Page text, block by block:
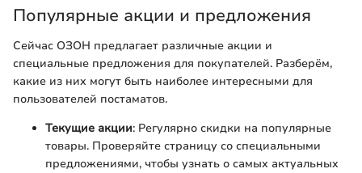
Популярные акции и предложения
Сейчас ОЗОН предлагает различные акции и
специальные предложения для покупателей. Разберём,
какие из них могут быть наиболее интересными для
пользователей постаматов.
Текущие акции: Регулярно скидки на популярные
товары. Проверяйте страницу со специальными
предложениями, чтобы узнать о самых актуальных